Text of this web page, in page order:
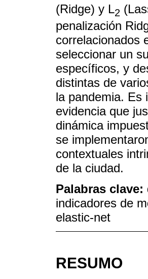
(Ridge) y L2
penalización
correlacionados
seleccionar un
específicos, y
distintas de
la pandemia. Es
evidencia que
dinámica
se
contextuales
de la ciudad.
Palabras clave:
indicadores de
elastic-net
RESUMO